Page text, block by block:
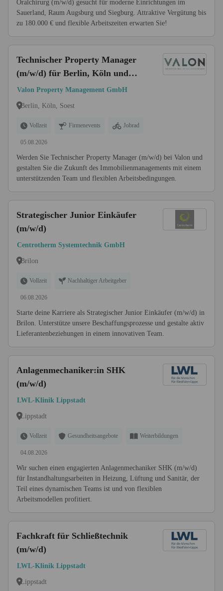
Oralchirurg (m/w/d) gesucht für moderne Einrichtungen im
Sauerland, Raum Augsburg und Siegburg. Attraktive Vergütung bis
zu 180.000 € und flexible Arbeitszeiten erwarten Sie!
Technischer Property Manager
(m/w/d) für Berlin, Köln und
Soest
Valon Property Management GmbH
Berlin, Köln, Soest
Vollzeit Firmenevents Jobrad
05.08.2026
Werden Sie Technischer Property Manager (m/w/d) bei Valon und
gestalten Sie die Zukunft des Immobilienmanagements mit einem
unterstützenden Team und flexiblen Arbeitsbedingungen.
Strategischer Junior Einkäufer
(m/w/d)
Centrotherm Systemtechnik GmbH
Brilon
Vollzeit Nachhaltiger Arbeitgeber
06.08.2026
Starte deine Karriere als Strategischer Junior Einkäufer (m/w/d) in
Brilon. Unterstütze unsere Beschaffungsprozesse und gestalte aktiv
Lieferantenbeziehungen in einem innovativen Team.
Anlagenmechaniker:in SHK
(m/w/d)
LWL-Klinik Lippstadt
Lippstadt
Vollzeit Gesundheitsangebote Weiterbildungen
04.08.2026
Wir suchen einen engagierten Anlagenmechaniker SHK (m/w/d)
für Instandhaltungsarbeiten in Heizung, Lüftung und Sanitär, der
Teil eines dynamischen Teams ist und von flexiblen
Arbeitsmodellen profitiert.
Fachkraft für Schließtechnik
(m/w/d)
LWL-Klinik Lippstadt
Lippstadt